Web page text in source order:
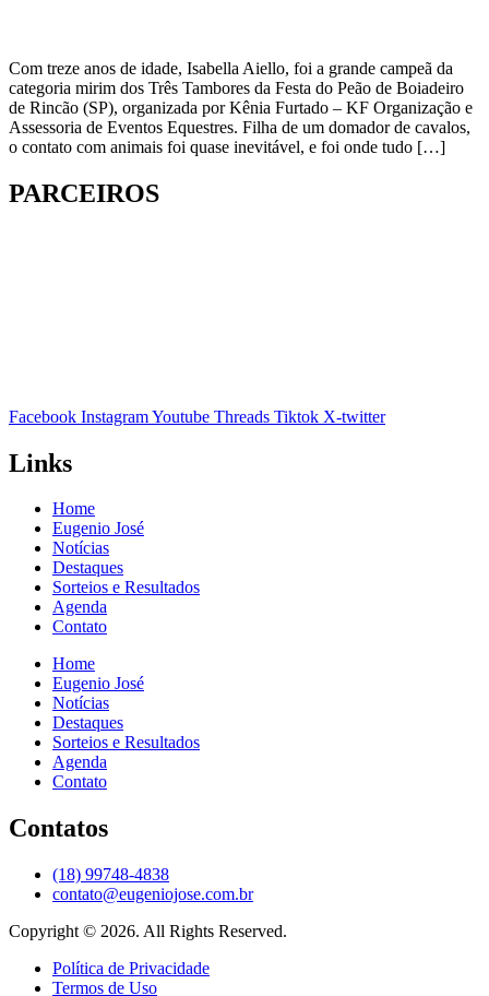
Com treze anos de idade, Isabella Aiello, foi a grande campeã da
categoria mirim dos Três Tambores da Festa do Peão de Boiadeiro
de Rincão (SP), organizada por Kênia Furtado – KF Organização e
Assessoria de Eventos Equestres. Filha de um domador de cavalos,
o contato com animais foi quase inevitável, e foi onde tudo […]
PARCEIROS
Facebook InstagramYoutube Threads Tiktok X-twitter
Links
Home
Eugenio José
Notícias
Destaques
Sorteios e Resultados
Agenda
Contato
Home
Eugenio José
Notícias
Destaques
Sorteios e Resultados
Agenda
Contato
Contatos
(18) 99748-4838
contato@eugeniojose.com.br
Copyright © 2026. All Rights Reserved.​
Política de Privacidade
Termos de Uso